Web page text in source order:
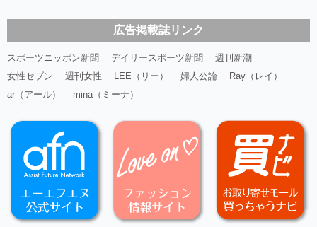
広告掲載誌リンク
スポーツニッポン新聞 デイリースポーツ新聞
週刊新潮
女性セブン
週刊女性 LEE（リー） 婦人公論
Ray（レイ）
ar（アール）
mina（ミーナ）